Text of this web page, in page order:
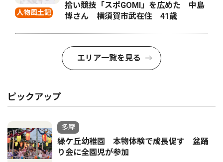
人物風土記
拾い競技「スポGOMI」を広めた 中島
博さん 横須賀市武在住 41歳
エリア一覧を見る
ピックアップ
多摩
緑ケ丘幼稚園 本物体験で成長促す 盆踊
り会に全園児が参加